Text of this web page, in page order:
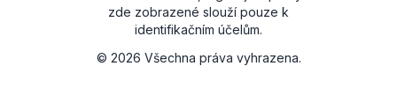
zde zobrazené slouží pouze k
identifikačním účelům.
© 2026 Všechna práva vyhrazena.